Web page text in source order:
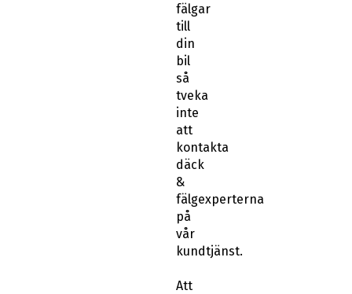
fälgar
till
din
bil
så
tveka
inte
att
kontakta
däck
&
fälgexperterna
på
vår
kundtjänst.
Att